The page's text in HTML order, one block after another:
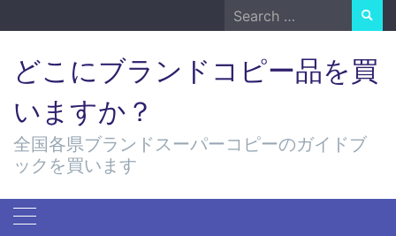
to
Search
for:
どこにブランドコピー品を買
いますか？
全国各県ブランドスーパーコピーのガイドブ
ックを買います